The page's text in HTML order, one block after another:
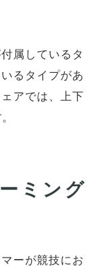
属しているタ
るタイプがあ
アでは、上下
ミング
ーが競技にお